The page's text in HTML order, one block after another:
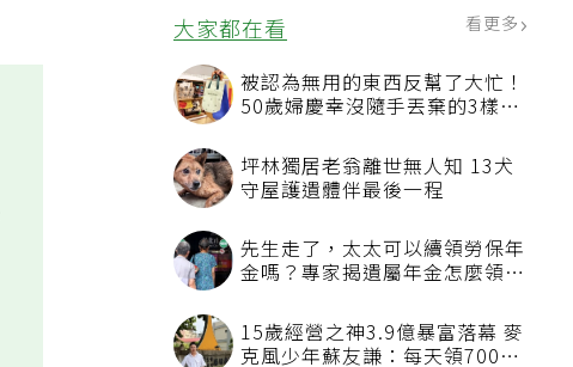
大家都在看
被認為無用的東西反幫了大忙！
50歲婦慶幸沒隨手丟棄的3樣物
坪林獨居老翁離世無人知 13犬
守屋護遺體伴最後一程
先生走了，太太可以續領勞保年
看順位還要看資格
15歲經營之神3.9億暴富落幕 麥